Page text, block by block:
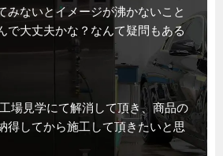
みないとイメージが沸かないこと
で大丈夫かな？なんて疑問もある
場見学にて解消して頂き、商品の
得してから施工して頂きたいと思